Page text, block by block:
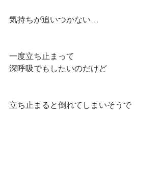
気持ちが追いつかない…
一度立ち止まって
深呼吸でもしたいのだけど
立ち止まると倒れてしまいそうで